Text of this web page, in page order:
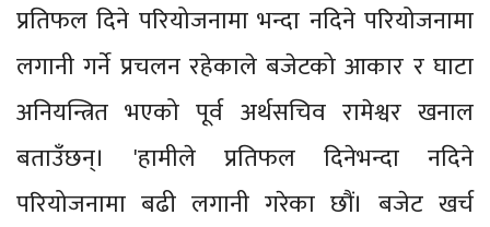
प्रतिफल दिने परियोजनामा भन्दा नदिने परियोजनामा
लगानी गर्ने प्रचलन रहेकाले बजेटको आकार र घाटा
अनियन्त्रित भएको पूर्व अर्थसचिव रामेश्वर खनाल
बताउँछन्। 'हामीले प्रतिफल दिनेभन्दा नदिने
परियोजनामा बढी लगानी गरेका छौं। बजेट खर्च